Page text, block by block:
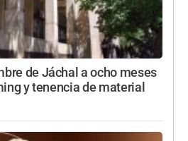
de Jáchal a ocho meses
y tenencia de material